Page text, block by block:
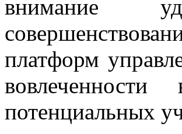
внимание
платформ
потенциальных